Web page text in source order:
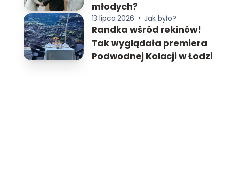
młodych?
13 lipca 2026 • Jak było?
Randka wśród rekinów!
Tak wyglądała premiera
Podwodnej Kolacji w Łodzi